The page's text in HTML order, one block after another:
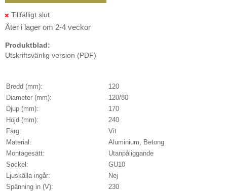
Åter i lager om 2-4 veckor
Produktblad:
Utskriftsvänlig version (PDF)
Bredd (mm):
120
Diameter (mm):
120/80
Djup (mm):
170
Höjd (mm):
240
Färg:
Vit
Material:
Aluminium, Betong
Montagesätt:
Utanpåliggande
Sockel:
GU10
Ljuskälla ingår:
Nej
Spänning in (V):
230